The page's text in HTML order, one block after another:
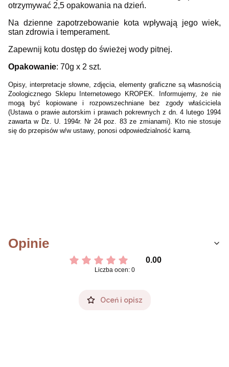
otrzymywać 2,5 opakowania na dzień.
Na dzienne zapotrzebowanie kota wpływają jego wiek,
stan zdrowia i temperament.
Zapewnij kotu dostęp do świeżej wody pitnej.
Opakowanie: 70g x 2 szt.
Opisy, interpretacje słowne, zdjęcia, elementy graficzne są własnością
Zoologicznego Sklepu Internetowego KROPEK. Informujemy, że nie
mogą być kopiowane i rozpowszechniane bez zgody właściciela
(Ustawa o prawie autorskim i prawach pokrewnych z dn. 4 lutego 1994
zawarta w Dz. U. 1994r. Nr 24 poz. 83 ze zmianami). Kto nie stosuje
się do przepisów w/w ustawy, ponosi odpowiedzialność karną.
Opinie
0.00
Liczba ocen: 0
Oceń i opisz